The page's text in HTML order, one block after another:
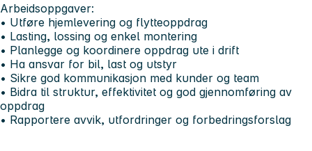
Arbeidsoppgaver:
• Utføre hjemlevering og flytteoppdrag
• Lasting, lossing og enkel montering
• Planlegge og koordinere oppdrag ute i drift
• Ha ansvar for bil, last og utstyr
• Sikre god kommunikasjon med kunder og team
• Bidra til struktur, effektivitet og god gjennomføring av
oppdrag
• Rapportere avvik, utfordringer og forbedringsforslag